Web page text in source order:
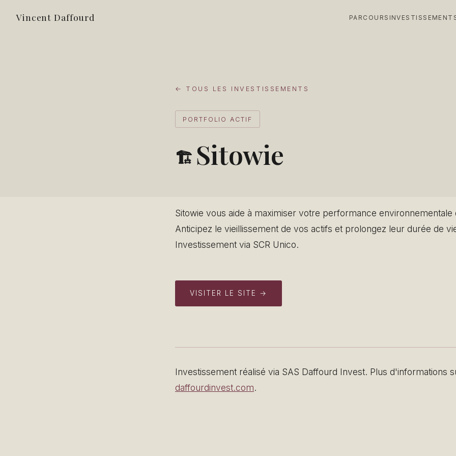
Vincent Daffourd PARCOURS
← TOUS LES INVESTISSEMENTS
PORTFOLIO ACTIF
🏗️ Sitowie
Sitowie vous aide à maximiser votre performance environnementale
Anticipez le vieillissement de vos actifs et prolongez leur durée de
Investissement via SCR Unico.
VISITER LE SITE →
Investissement réalisé via SAS Daffourd Invest. Plus d'informations
daffourdinvest.com.